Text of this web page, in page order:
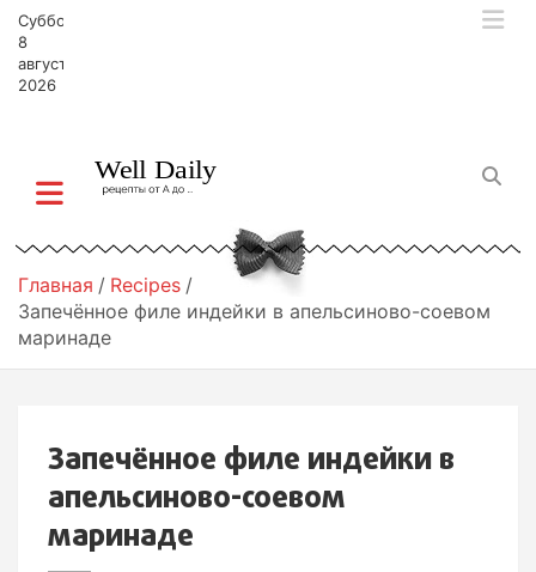
Суббота,
8
августа,
2026
Главная
Recipes
Запечённое филе индейки в апельсиново-соевом
маринаде
Запечённое филе индейки в
апельсиново-соевом
маринаде